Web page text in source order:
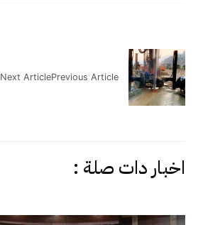
Previous Article
Next Article
اخبار دات صلة :